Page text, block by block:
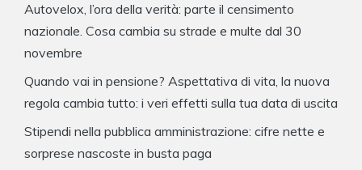
Autovelox, l’ora della verità: parte il censimento
nazionale. Cosa cambia su strade e multe dal 30
novembre
Quando vai in pensione? Aspettativa di vita, la nuova
regola cambia tutto: i veri effetti sulla tua data di uscita
Stipendi nella pubblica amministrazione: cifre nette e
sorprese nascoste in busta paga